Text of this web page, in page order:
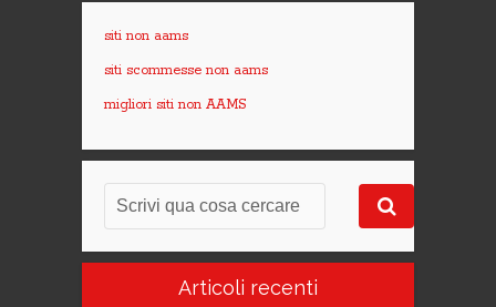
siti non aams
siti scommesse non aams
migliori siti non AAMS
Articoli recenti